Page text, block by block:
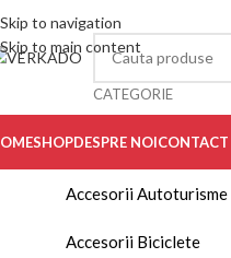
Skip to navigation
Skip to main content
CATEGORIE
SHOPDESPRE NOICONTACT
Accesorii Autoturisme
Accesorii Biciclete